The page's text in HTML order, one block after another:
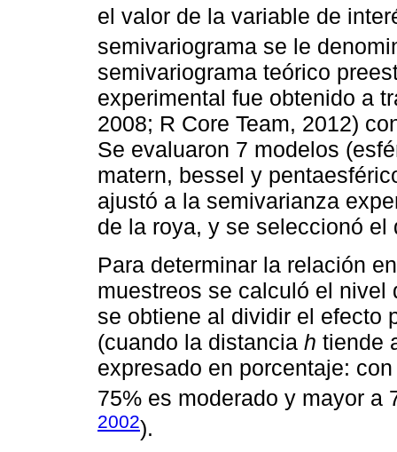
el valor de la variable de
semivariograma se le
semivariograma teórico
experimental fue obtenido a
2008; R Core Team, 2012)
Se evaluaron 7 modelos
matern, bessel y
ajustó a la semivarianza
de la roya, y se seleccionó el
Para determinar la relación
muestreos se calculó el
se obtiene al dividir el efecto
(cuando la distancia h tiende
expresado en porcentaje:
75% es moderado y mayor a
2002).